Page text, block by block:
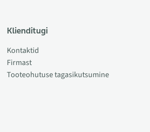
Klienditugi
Kontaktid
Firmast
Tooteohutuse tagasikutsumine